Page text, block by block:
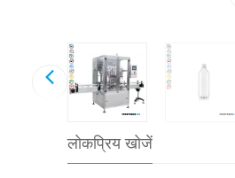
लोकप्रिय खोजें